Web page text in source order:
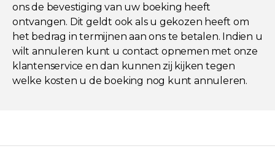
ons de bevestiging van uw boeking heeft
ontvangen. Dit geldt ook als u gekozen heeft om
het bedrag in termijnen aan ons te betalen. Indien u
wilt annuleren kunt u contact opnemen met onze
klantenservice en dan kunnen zij kijken tegen
welke kosten u de boeking nog kunt annuleren.